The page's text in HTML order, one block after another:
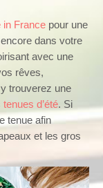
in France pour une
dans votre
avec une
rêves,
trouverez une
d’été. Si
tenue afin
et les gros